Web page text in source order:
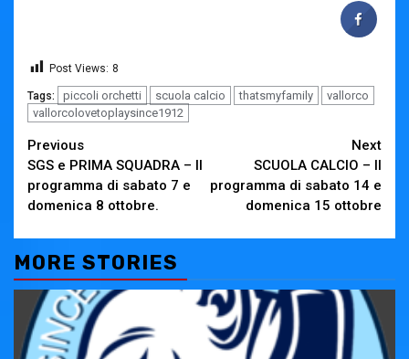
Post Views: 8
Tags: piccoli orchetti scuola calcio thatsmyfamily
vallorco
vallorcolovetoplaysince1912
Continue
Reading
Previous
SGS e PRIMA SQUADRA – Il
programma di sabato 7 e
domenica 8 ottobre.
Next
SCUOLA CALCIO – Il
programma di sabato 14 e
domenica 15 ottobre
MORE STORIES